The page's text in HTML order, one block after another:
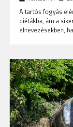
A tartós fogyás
diétákba, ám a
elnevezésekben,